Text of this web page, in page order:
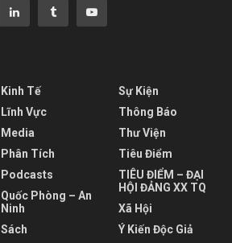
Kinh Tế
Lĩnh Vực
Media
Phân Tích
Podcasts
Quốc Phòng – An
Ninh
Sách
Sự Kiện
Thông Báo
Thư Viện
Tiêu Điểm
TIÊU ĐIỂM – ĐẠI
HỘI ĐẢNG XX TQ
Xã Hội
Ý Kiến Độc Giả